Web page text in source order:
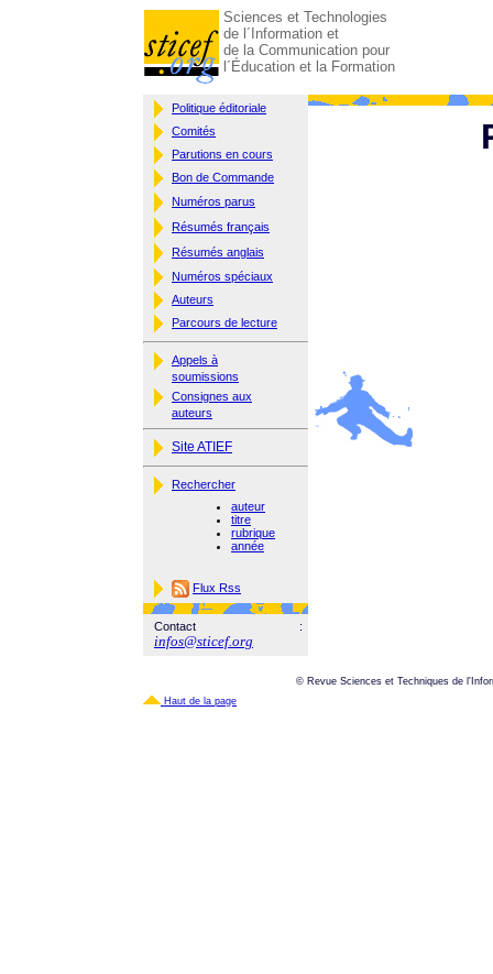
Sciences et Technologies
de l´Information et
de la Communication pour
l´Éducation et la Formation
Politique éditoriale
Comités
Parutions en cours
Bon de Commande
Numéros parus
Résumés français
Résumés anglais
Numéros spéciaux
Auteurs
Parcours de lecture
Appels à
soumissions
Consignes aux
auteurs
Site ATIEF
Rechercher
auteur
titre
rubrique
année
Flux Rss
Contact :
infos@sticef.org
© Revue Sciences et Techniques de
Haut de la page